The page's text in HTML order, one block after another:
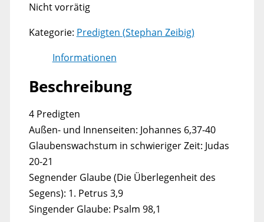
Nicht vorrätig
Kategorie: Predigten (Stephan Zeibig)
Informationen
Beschreibung
4 Predigten
Außen- und Innenseiten: Johannes 6,37-40
Glaubenswachstum in schwieriger Zeit: Judas
20-21
Segnender Glaube (Die Überlegenheit des
Segens): 1. Petrus 3,9
Singender Glaube: Psalm 98,1